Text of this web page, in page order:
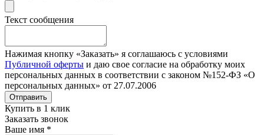
Текст сообщения
Нажимая кнопку «Заказать» я соглашаюсь с условиями
Публичной оферты и даю свое согласие на обработку моих
персональных данных в соответствии с законом №152-ФЗ «О
персональных данных» от 27.07.2006
Отправить
Купить в 1 клик
Заказать звонок
Ваше имя *